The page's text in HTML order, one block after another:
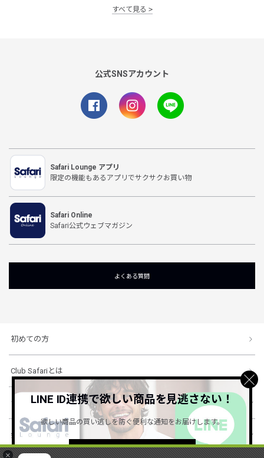
×
すべて見る
公式SNSアカウント
Safari Lounge アプリ
限定の機能もあるアプリでサクサクお買い物
Safari Online
Safari公式ウェブマガジン
よくある質問
初めての方
Club Safariとは
ショッピングガイド
会社概要・規約
LINE ID連携で欲しい商品を見逃さない！
欲しい商品の買い逃しを防ぐ便利な通知をお届けします。
詳しくはこちら ＞